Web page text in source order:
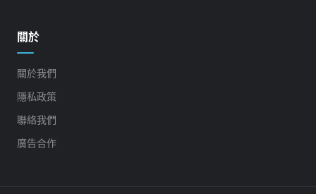
關於
關於我們
隱私政策
聯絡我們
廣告合作